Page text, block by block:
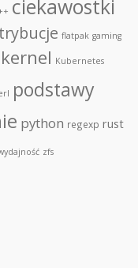
ciekawostki
flatpak gaming
kernel Kubernetes
podstawy
python regexp rust
zfs